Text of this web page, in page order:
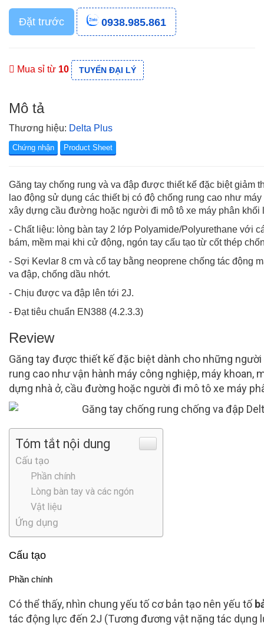
Đặt trước 0938.985.861
Mua sỉ từ 10 TUYỂN ĐẠI LÝ
Mô tả
Thương hiệu: Delta Plus
Chứng nhận Product Sheet
Găng tay chống rung và va đập được thiết kế đặc biệt giảm
lao động sử dụng các thiết bị có độ chống rung cao như
xây dựng cầu đường hoặc người đi mô tô xe máy phân khối
- Chất liệu: lòng bàn tay 2 lớp Polyamide/Polyurethane với
bám, mềm mại khi cử động, ngón tay cấu tạo từ cốt thép
- Sợi Kevlar 8 cm và cổ tay bằng neoprene chống tác động
va đập, chống dầu nhớt.
- Chịu được va đập lên tới 2J.
- Đạt tiêu chuẩn EN388 (4.2.3.3)
Review
Găng tay được thiết kế đặc biệt dành cho những
rung cao như vận hành máy công nghiệp, máy khoan,
dựng nhà ở, cầu đường hoặc người đi mô tô xe máy
Tóm tắt nội dung
Cấu tạo
Phần chính
Lòng bàn tay và các ngón
Vật liệu
Ứng dụng
Cấu tạo
Phần chính
Có thể thấy, nhìn chung yếu tố cơ bản tạo nên yếu tố
tác động lực đến 2J (Tương đương vật nặng tác dụng